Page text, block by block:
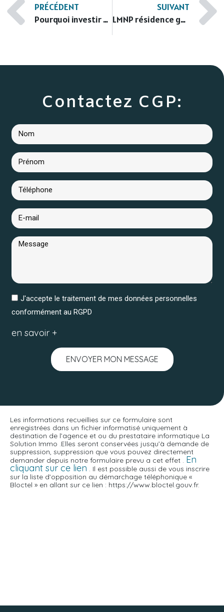
PRÉCÉDENT
Pourquoi investir en LMNP à Montélimar ?
SUIVANT
LMNP résidence gérée Lyon agglomération | Guide complet
Contactez CGP:
J'accepte le traitement de mes données personnelles
conformément au RGPD
en savoir +
ENVOYER MON MESSAGE
Les informations recueillies sur ce formulaire sont
enregistrées dans un fichier informatisé uniquement à
destination de l’agence et ou du prestataire informatique La
Solution Immo .Elles seront conservées jusqu’à demande de
suppression, suppression que vous pouvez directement
demander depuis notre formulaire prevu a cet effet . En
cliquant sur ce lien . Il est possible aussi de vous inscrire
sur la liste d’opposition au démarchage téléphonique «
Bloctel » en allant sur ce lien : https://www.bloctel.gouv.fr.